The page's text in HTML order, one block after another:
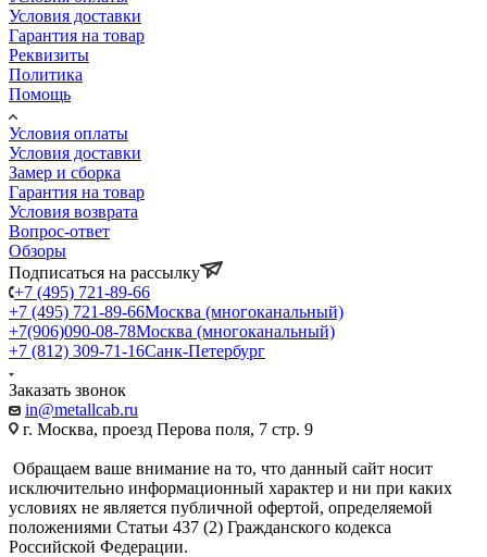
Условия доставки
Гарантия на товар
Реквизиты
Политика
Помощь
Условия оплаты
Условия доставки
Замер и сборка
Гарантия на товар
Условия возврата
Вопрос-ответ
Обзоры
Подписаться на рассылку
+7 (495) 721-89-66
+7 (495) 721-89-66Москва (многоканальный)
+7(906)090-08-78Москва (многоканальный)
+7 (812) 309-71-16Санк-Петербург
Заказать звонок
in@metallcab.ru
г. Москва, проезд Перова поля, 7 стр. 9
Обращаем ваше внимание на то, что данный сайт носит
исключительно информационный характер и ни при каких
условиях не является публичной офертой, определяемой
положениями Статьи 437 (2) Гражданского кодекса
Российской Федерации.